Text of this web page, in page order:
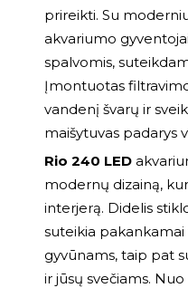
prireikti. Su
akvariumo
spalvomis,
Įmontuotas
vandenį švarų ir
maišytuvas padarys
Rio 240 LED
modernų dizainą,
interjerą. Didelis
suteikia pakankamai
gyvūnams, taip pat
ir jūsų svečiams.